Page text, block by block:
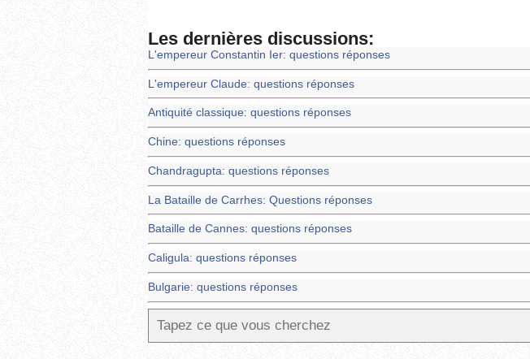
Les dernières discussions:
L'empereur Constantin Ier: questions réponses
L'empereur Claude: questions réponses
Antiquité classique: questions réponses
Chine: questions réponses
Chandragupta: questions réponses
La Bataille de Carrhes: Questions réponses
Bataille de Cannes: questions réponses
Caligula: questions réponses
Bulgarie: questions réponses